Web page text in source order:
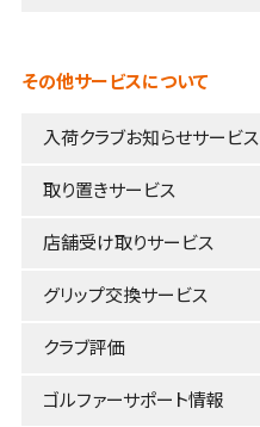
その他サービスについて
入荷クラブお知らせサービス
取り置きサービス
店舗受け取りサービス
グリップ交換サービス
クラブ評価
ゴルファーサポート情報